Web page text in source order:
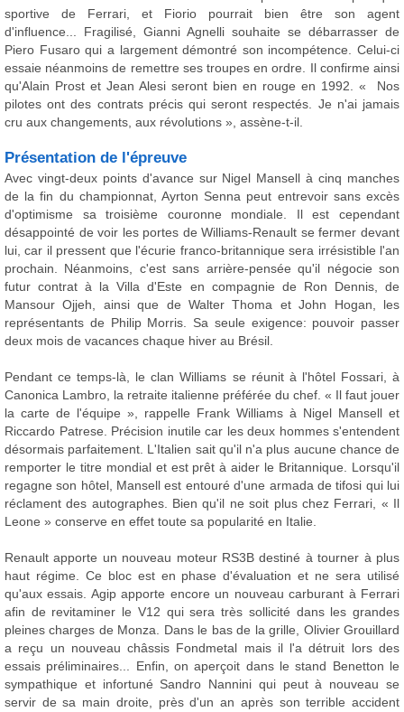
sportive de Ferrari, et Fiorio pourrait bien être son agent
d'influence... Fragilisé, Gianni Agnelli souhaite se débarrasser de
Piero Fusaro qui a largement démontré son incompétence. Celui-ci
essaie néanmoins de remettre ses troupes en ordre. Il confirme ainsi
qu'Alain Prost et Jean Alesi seront bien en rouge en 1992. « Nos
pilotes ont des contrats précis qui seront respectés. Je n'ai jamais
cru aux changements, aux révolutions », assène-t-il.
Présentation de l'épreuve
Avec vingt-deux points d'avance sur Nigel Mansell à cinq manches
de la fin du championnat, Ayrton Senna peut entrevoir sans excès
d'optimisme sa troisième couronne mondiale. Il est cependant
désappointé de voir les portes de Williams-Renault se fermer devant
lui, car il pressent que l'écurie franco-britannique sera irrésistible l'an
prochain. Néanmoins, c'est sans arrière-pensée qu'il négocie son
futur contrat à la Villa d'Este en compagnie de Ron Dennis, de
Mansour Ojjeh, ainsi que de Walter Thoma et John Hogan, les
représentants de Philip Morris. Sa seule exigence: pouvoir passer
deux mois de vacances chaque hiver au Brésil.
Pendant ce temps-là, le clan Williams se réunit à l'hôtel Fossari, à
Canonica Lambro, la retraite italienne préférée du chef. « Il faut jouer
la carte de l'équipe », rappelle Frank Williams à Nigel Mansell et
Riccardo Patrese. Précision inutile car les deux hommes s'entendent
désormais parfaitement. L'Italien sait qu'il n'a plus aucune chance de
remporter le titre mondial et est prêt à aider le Britannique. Lorsqu'il
regagne son hôtel, Mansell est entouré d'une armada de tifosi qui lui
réclament des autographes. Bien qu'il ne soit plus chez Ferrari, « Il
Leone » conserve en effet toute sa popularité en Italie.
Renault apporte un nouveau moteur RS3B destiné à tourner à plus
haut régime. Ce bloc est en phase d'évaluation et ne sera utilisé
qu'aux essais. Agip apporte encore un nouveau carburant à Ferrari
afin de revitaminer le V12 qui sera très sollicité dans les grandes
pleines charges de Monza. Dans le bas de la grille, Olivier Grouillard
a reçu un nouveau châssis Fondmetal mais il l'a détruit lors des
essais préliminaires... Enfin, on aperçoit dans le stand Benetton le
sympathique et infortuné Sandro Nannini qui peut à nouveau se
servir de sa main droite, près d'un an après son terrible accident